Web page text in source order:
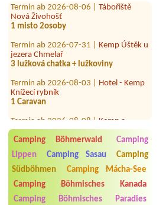
Nová Živohošť
1 misto 2osoby
jezera Chmelař
3 lužková chatka + lužkoviny
Knížecí rybník
1 Caravan
koupaliště Michal
1 místo pro stan-3 osoby,1 místo pro
auto
Termin ab 2026-08-07 |Autocamp
Erika
Termin ab 2026-07-26 |Autokemp U
Kosů
Camping Böhmerwald
Camping
Lippen
Camping Sasau
Camping
Südböhmen
Camping Mácha-See
Camping Böhmisches Kanada
Camping Böhmisches Paradies